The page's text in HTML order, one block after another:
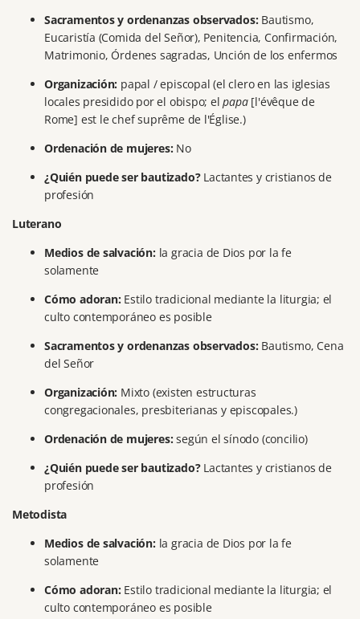
Sacramentos y ordenanzas observados: Bautismo,
Eucaristía (Comida del Señor), Penitencia, Confirmación,
Matrimonio, Órdenes sagradas, Unción de los enfermos
Organización: papal / episcopal (el clero en las iglesias
locales presidido por el obispo; el papa [l'évêque de
Rome] est le chef suprême de l'Église.)
Ordenación de mujeres: No
¿Quién puede ser bautizado? Lactantes y cristianos de
profesión
Luterano
Medios de salvación: la gracia de Dios por la fe
solamente
Cómo adoran: Estilo tradicional mediante la liturgia; el
culto contemporáneo es posible
Sacramentos y ordenanzas observados: Bautismo, Cena
del Señor
Organización: Mixto (existen estructuras
congregacionales, presbiterianas y episcopales.)
Ordenación de mujeres:según el sínodo (concilio)
¿Quién puede ser bautizado? Lactantes y cristianos de
profesión
Metodista
Medios de salvación: la gracia de Dios por la fe
solamente
Cómo adoran: Estilo tradicional mediante la liturgia; el
culto contemporáneo es posible